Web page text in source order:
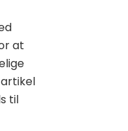
at
til